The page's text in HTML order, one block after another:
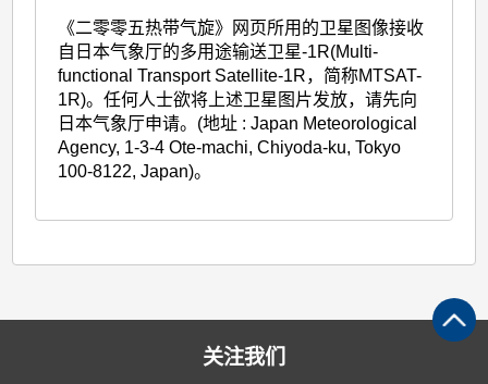
《二零零五热带气旋》网页所用的卫星图像接收
自日本气象厅的多用途输送卫星-1R(Multi-
functional Transport Satellite-1R，简称MTSAT-
1R)。任何人士欲将上述卫星图片发放，请先向
日本气象厅申请。(地址 : Japan Meteorological
Agency, 1-3-4 Ote-machi, Chiyoda-ku, Tokyo
100-8122, Japan)。
关注我们